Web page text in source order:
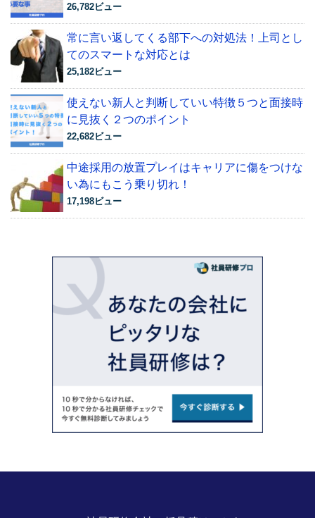
26,782ビュー
常に言い返してくる部下への対処法！上司とし
てのスマートな対応とは
25,182ビュー
使えない新人と判断していい特徴５つと面接時
に見抜く２つのポイント
22,682ビュー
中途採用の放置プレイはキャリアに傷をつけな
い為にもこう乗り切れ！
17,198ビュー